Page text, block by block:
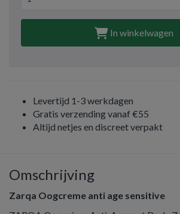
In winkelwagen
Levertijd 1-3 werkdagen
Gratis verzending vanaf €55
Altijd netjes en discreet verpakt
Omschrijving
Zarqa Oogcreme anti age sensitive